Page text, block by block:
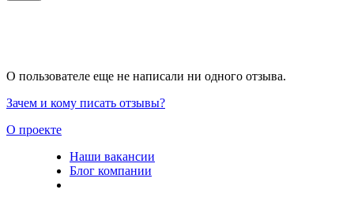
О пользователе еще не написали ни одного отзыва.
Зачем и кому писать отзывы?
О проекте
Наши вакансии
Блог компании